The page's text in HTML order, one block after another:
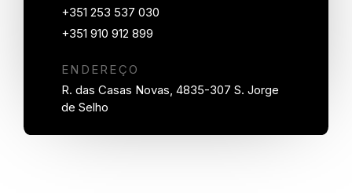
+351 253 537 030
+351 910 912 899
ENDEREÇO
R. das Casas Novas, 4835-307 S. Jorge
de Selho